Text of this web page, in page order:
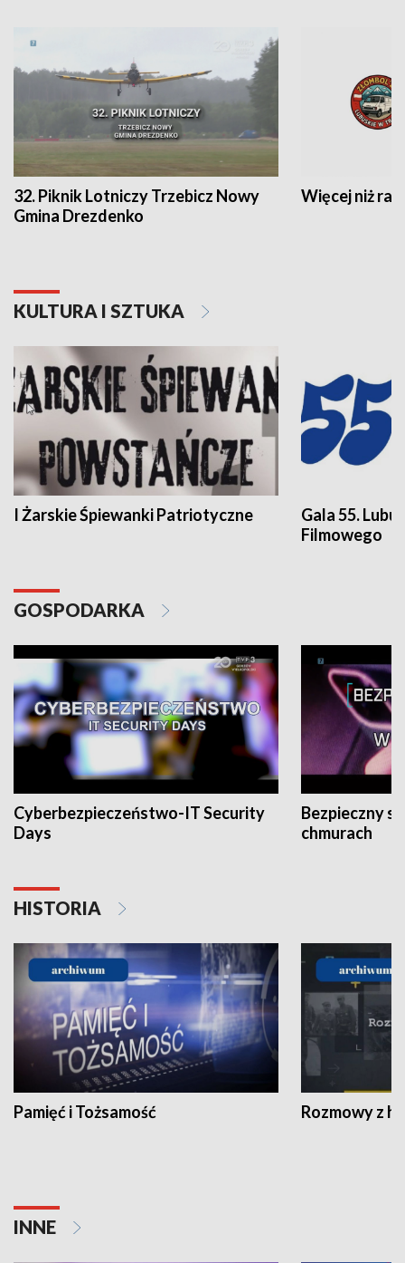
32. Piknik Lotniczy Trzebicz Nowy
Gmina Drezdenko
Więcej niż rajd
KULTURA I SZTUKA
I Żarskie Śpiewanki Patriotyczne
Gala 55.
Filmowego
GOSPODARKA
Cyberbezpieczeństwo-IT Security
Days
Bezpieczny
chmurach
HISTORIA
Pamięć i Tożsamość Rozmowy z
INNE